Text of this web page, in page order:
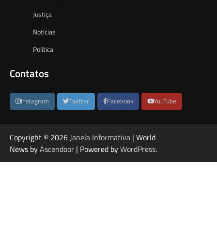
Justiça
Notícias
Política
Contatos
Instagram Twitter Facebook YouTube
Copyright © 2026 Janela Informativa | World
News byAscendoor | Powered byWordPress.